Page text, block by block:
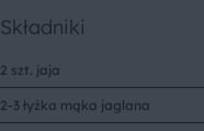
Składniki
2 szt. jaja
2-3 łyżka mąka jaglana